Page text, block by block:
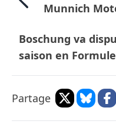
Munnich
Boschung va
saison en
Partage